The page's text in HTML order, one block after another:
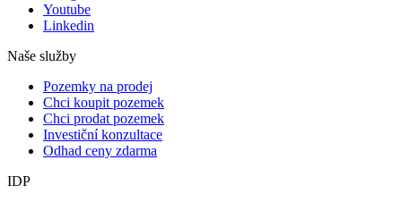
Youtube
Linkedin
Naše služby
Pozemky na prodej
Chci koupit pozemek
Chci prodat pozemek
Investiční konzultace
Odhad ceny zdarma
IDP